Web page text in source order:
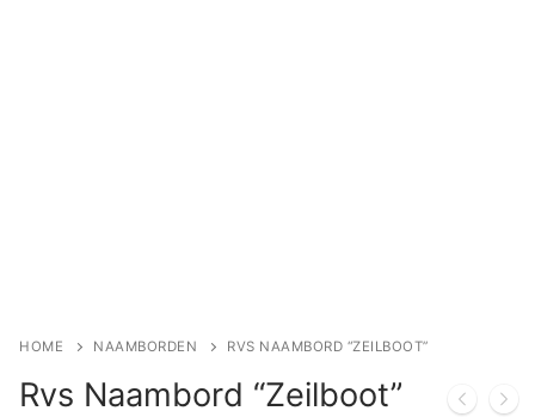
HOME NAAMBORDEN RVS NAAMBORD “ZEILBOOT”
Rvs Naambord “Zeilboot”